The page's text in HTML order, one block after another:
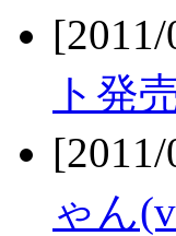
ト発
ゃん